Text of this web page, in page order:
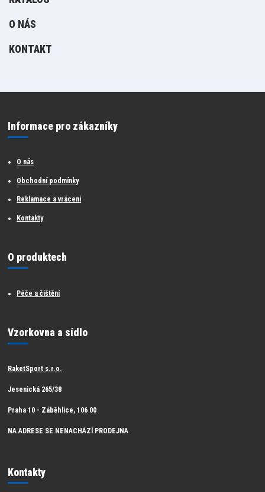
O NÁS
KONTAKT
Informace pro zákazníky
O nás
Obchodní podmínky
Reklamace a vrácení
Kontakty
O produktech
Péče a čištění
Vzorkovna a sídlo
RaketSport s.r.o.
Jesenická 265/38
Praha 10 - Záběhlice, 106 00
NA ADRESE SE NENACHÁZÍ PRODEJNA
Kontakty